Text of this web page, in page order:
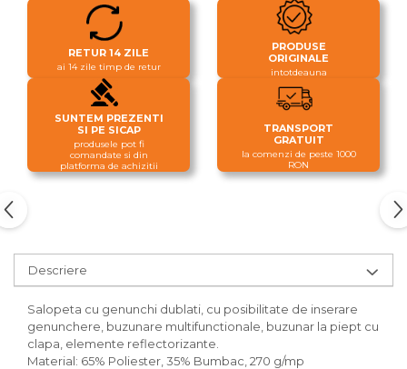
RETUR 14 ZILE
ai 14 zile timp de retur
PRODUSE
ORIGINALE
intotdeauna
SUNTEM PREZENTI
SI PE SICAP
produsele pot fi
comandate si din
platforma de achizitii
TRANSPORT
GRATUIT
la comenzi de peste 1000
RON
Descriere
Salopeta cu genunchi dublati, cu posibilitate de inserare
genunchere, buzunare multifunctionale, buzunar la piept cu
clapa, elemente reflectorizante.
Material: 65% Poliester, 35% Bumbac, 270 g/mp